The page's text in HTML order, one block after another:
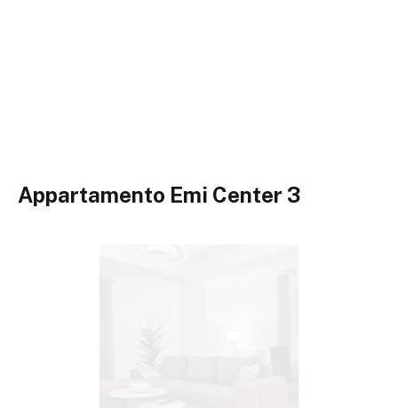
Appartamento Emi Center 3